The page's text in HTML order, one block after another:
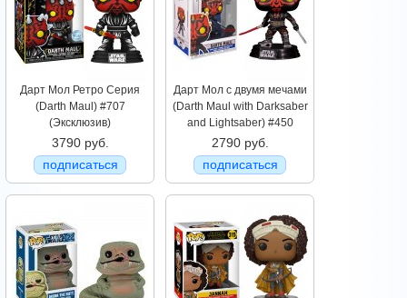
Дарт Мол Ретро Серия
(Darth Maul) #707
(Эксклюзив)
3790 руб.
подписаться
Дарт Мол с двумя мечами
(Darth Maul with Darksaber
and Lightsaber) #450
2790 руб.
подписаться